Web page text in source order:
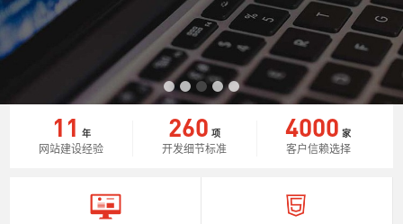
11 年
网站建设经验
260 项
开发细节标准
4000 家
客户信赖选择